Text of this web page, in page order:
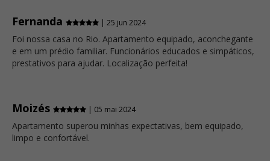
Fernanda | 25 jun 2024
Foi nossa casa no Rio. Apartamento equipado, aconchegante
e em um prédio familiar. Funcionários educados e simpáticos,
prestativos para ajudar. Localização perfeita!
Moizés | 05 mai 2024
Apartamento superou minhas expectativas, bem equipado,
limpo e confortável.